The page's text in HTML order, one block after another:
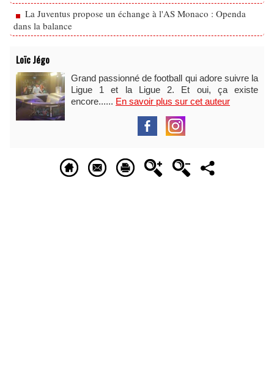
La Juventus propose un échange à l'AS Monaco : Openda
dans la balance
Loïc Jégo
Grand passionné de football qui adore suivre la
Ligue 1 et la Ligue 2. Et oui, ça existe
encore...... En savoir plus sur cet auteur